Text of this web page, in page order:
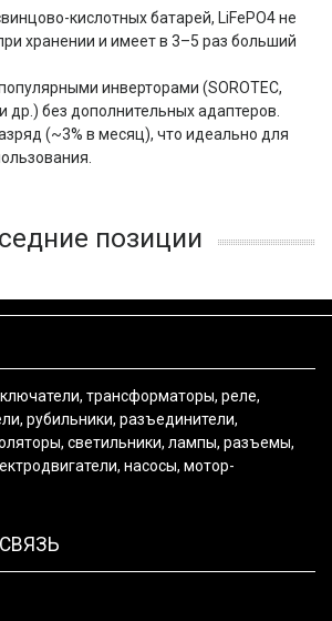
кислотных батарей, LiFePO4 не
хранении и имеет в 3–5 раз больший
инверторами (SOROTEC,
др.) без дополнительных адаптеров.
(~3% в месяц), что идеально для
позиции
трансформаторы, реле,
рубильники, разъединители,
светильники, лампы, разъемы,
насосы, мотор-